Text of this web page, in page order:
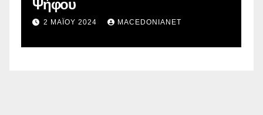
Ψήφου
2 ΜΑΪ́ΟΥ 2024 MACEDONIANET